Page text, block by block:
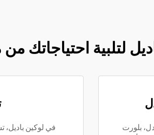
لتلبية احتياجاتك
بلورت
في لوكين باديل،